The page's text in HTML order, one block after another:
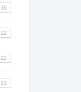
16
22
22
13